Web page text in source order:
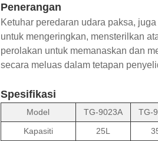
Penerangan
Ketuhar peredaran udara paksa,
untuk mengeringkan, mensterilkan
perolakan untuk memanaskan dan
secara meluas dalam tetapan
Spesifikasi
Model TG-9023A TG-
Kapasiti
25L